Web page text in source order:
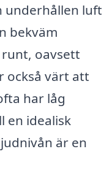
underhållen luft
bekväm
oavsett
också värt att
har låg
en idealisk
är en